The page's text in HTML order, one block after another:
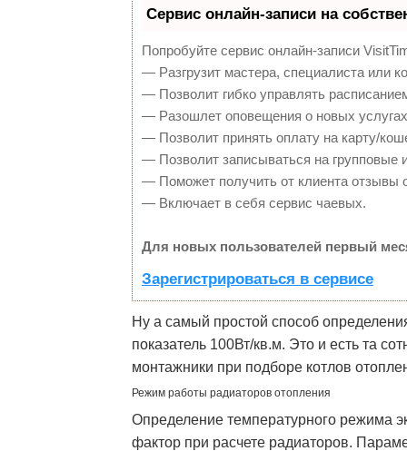
Сервис онлайн-записи на
Попробуйте сервис онлайн-записи
— Разгрузит мастера, специалиста или
— Позволит гибко управлять
— Разошлет оповещения о новых
— Позволит принять оплату на карту/
— Позволит записываться на групповые
— Поможет получить от клиента отзывы
— Включает в себя сервис чаевых.
Для новых пользователей первый
Зарегистрироваться в сервисе
Ну а самый простой способ
показатель 100Вт/кв.м. Это и есть та
монтажники при подборе котлов
Режим работы радиаторов отопления
Определение температурного режима
фактор при расчете радиаторов.